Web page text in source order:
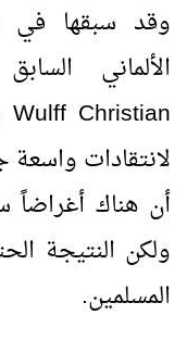
وقد سبقها في
الألماني
Christian
Wulff
لانتقادات
أن هناك
ولكن النتيجة
المسلمين.